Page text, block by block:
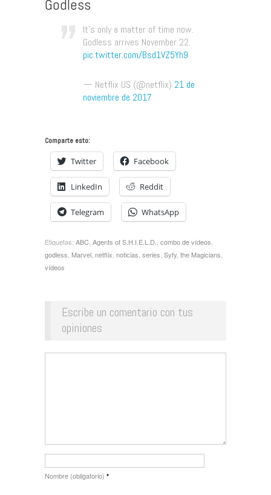
Godless
It’s only a matter of time now.
Godless arrives November 22.
pic.twitter.com/Bsd1VZ5Yh9
— Netflix US (@netflix) 21 de
noviembre de 2017
Comparte esto:
Twitter Facebook
LinkedIn Reddit
Telegram WhatsApp
Etiquetas: ABC Agents of S.H.I.E.L.D. combo de ví­deos
godless Marvel netflix noticias series Syfy the Magicians
vídeos
Escribe un comentario con tus
opiniones
Nombre (obligatorio) *